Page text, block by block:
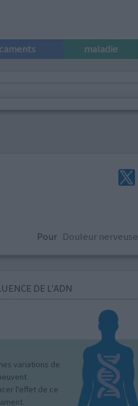
maladie
Pour Douleur nerveuse
DE L'ADN
variations de
l'effet de ce